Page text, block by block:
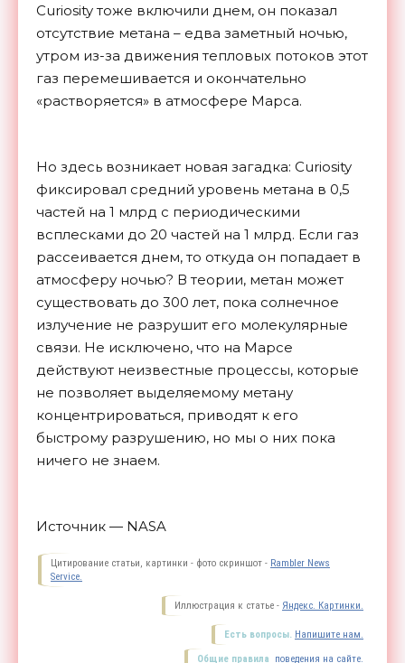
Curiosity тоже включили днем, он показал
отсутствие метана – едва заметный ночью,
утром из-за движения тепловых потоков этот
газ перемешивается и окончательно
«растворяется» в атмосфере Марса.
Но здесь возникает новая загадка: Curiosity
фиксировал средний уровень метана в 0,5
частей на 1 млрд с периодическими
всплесками до 20 частей на 1 млрд. Если газ
рассеивается днем, то откуда он попадает в
атмосферу ночью? В теории, метан может
существовать до 300 лет, пока солнечное
излучение не разрушит его молекулярные
связи. Не исключено, что на Марсе
действуют неизвестные процессы, которые
не позволяет выделяемому метану
концентрироваться, приводят к его
быстрому разрушению, но мы о них пока
ничего не знаем.
Источник — NASA
Цитирование статьи, картинки - фото скриншот - Rambler News
Service.
Иллюстрация к статье - Яндекс. Картинки.
Есть вопросы. Напишите нам.
Общие правила поведения на сайте.